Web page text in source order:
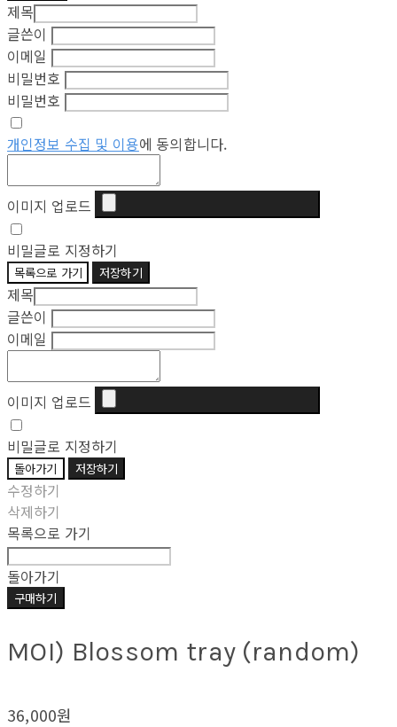
제목
글쓴이
이메일
비밀번호
비밀번호
개인정보 수집 및 이용에 동의합니다.
이미지 업로드
비밀글로 지정하기
목록으로 가기 저장하기
제목
글쓴이
이메일
이미지 업로드
비밀글로 지정하기
돌아가기 저장하기
수정하기
삭제하기
목록으로 가기
돌아가기
구매하기
MOI) Blossom tray (random)
36,000원